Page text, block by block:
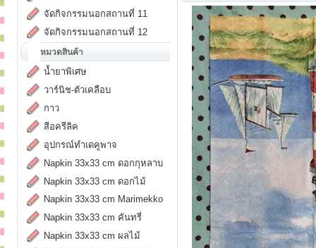
จัดกิจกรรมนอกสถานที่ 11
จัดกิจกรรมนอกสถานที่ 12
หมวดสินค้า
น้ำยาพิเศษ
วาร์นิช-ตัวเคลือบ
กาว
สีอครีลิค
อุปกรณ์ทำเดคูพาจ
Napkin 33x33 cm ดอกกุหลาบ
Napkin 33x33 cm ดอกไม้
Napkin 33x33 cm Marimekko
Napkin 33x33 cm คันทรี่
Napkin 33x33 cm ผลไม้